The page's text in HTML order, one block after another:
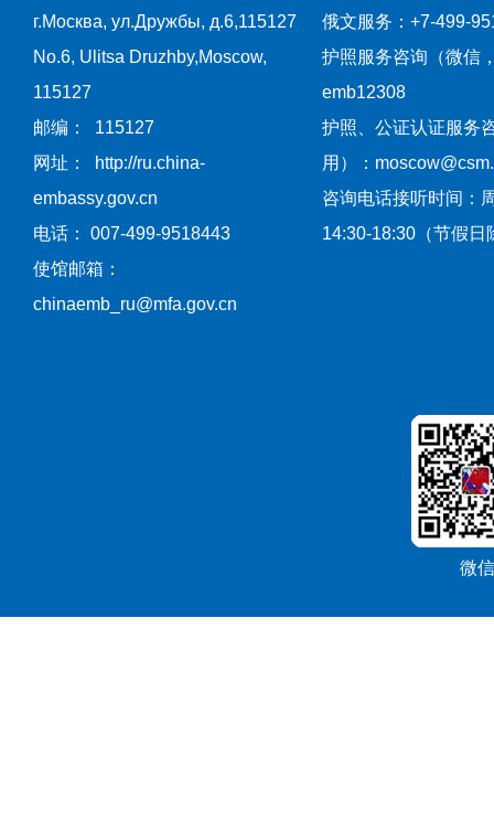
г.Москва, ул.Дружбы, д.6,115127
No.6, Ulitsa Druzhby,Moscow,
115127
邮编： 115127
网址： http://ru.china-
embassy.gov.cn
电话： 007-499-9518443
使馆邮箱：
chinaemb_ru@mfa.gov.cn
俄文服务：+7-499-
护照服务咨询（微信
emb12308
护照、公证认证服务
用）：
咨询电话接听时间：
14:30-18:30（节假日
微信